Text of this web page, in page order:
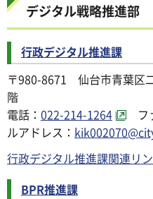
デジタル戦略推進部
行政デジタル推進課
〒980-8671 仙台市青葉区
階
電話： 022-214-1264
フ
ルアドレス：
行政デジタル推進課関連リ
BPR推進課